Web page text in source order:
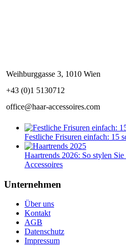
Weihburggasse 3, 1010 Wien
+43 (0)1 5130712
office@haar-accessoires.com
Festliche Frisuren einfach: 15
Haartrends 2026: So stylen
Accessoires
Unternehmen
Über uns
Kontakt
AGB
Datenschutz
Impressum